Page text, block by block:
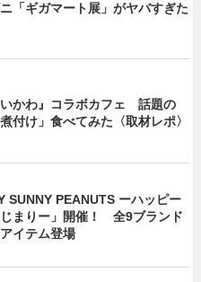
「ギガマート展」がヤバすぎた
いかわ』コラボカフェ 話題の
煮付け」食べてみた〈取材レポ〉
SUNNY PEANUTS ーハッピー
まりー」開催！ 全9ブランド
イテム登場